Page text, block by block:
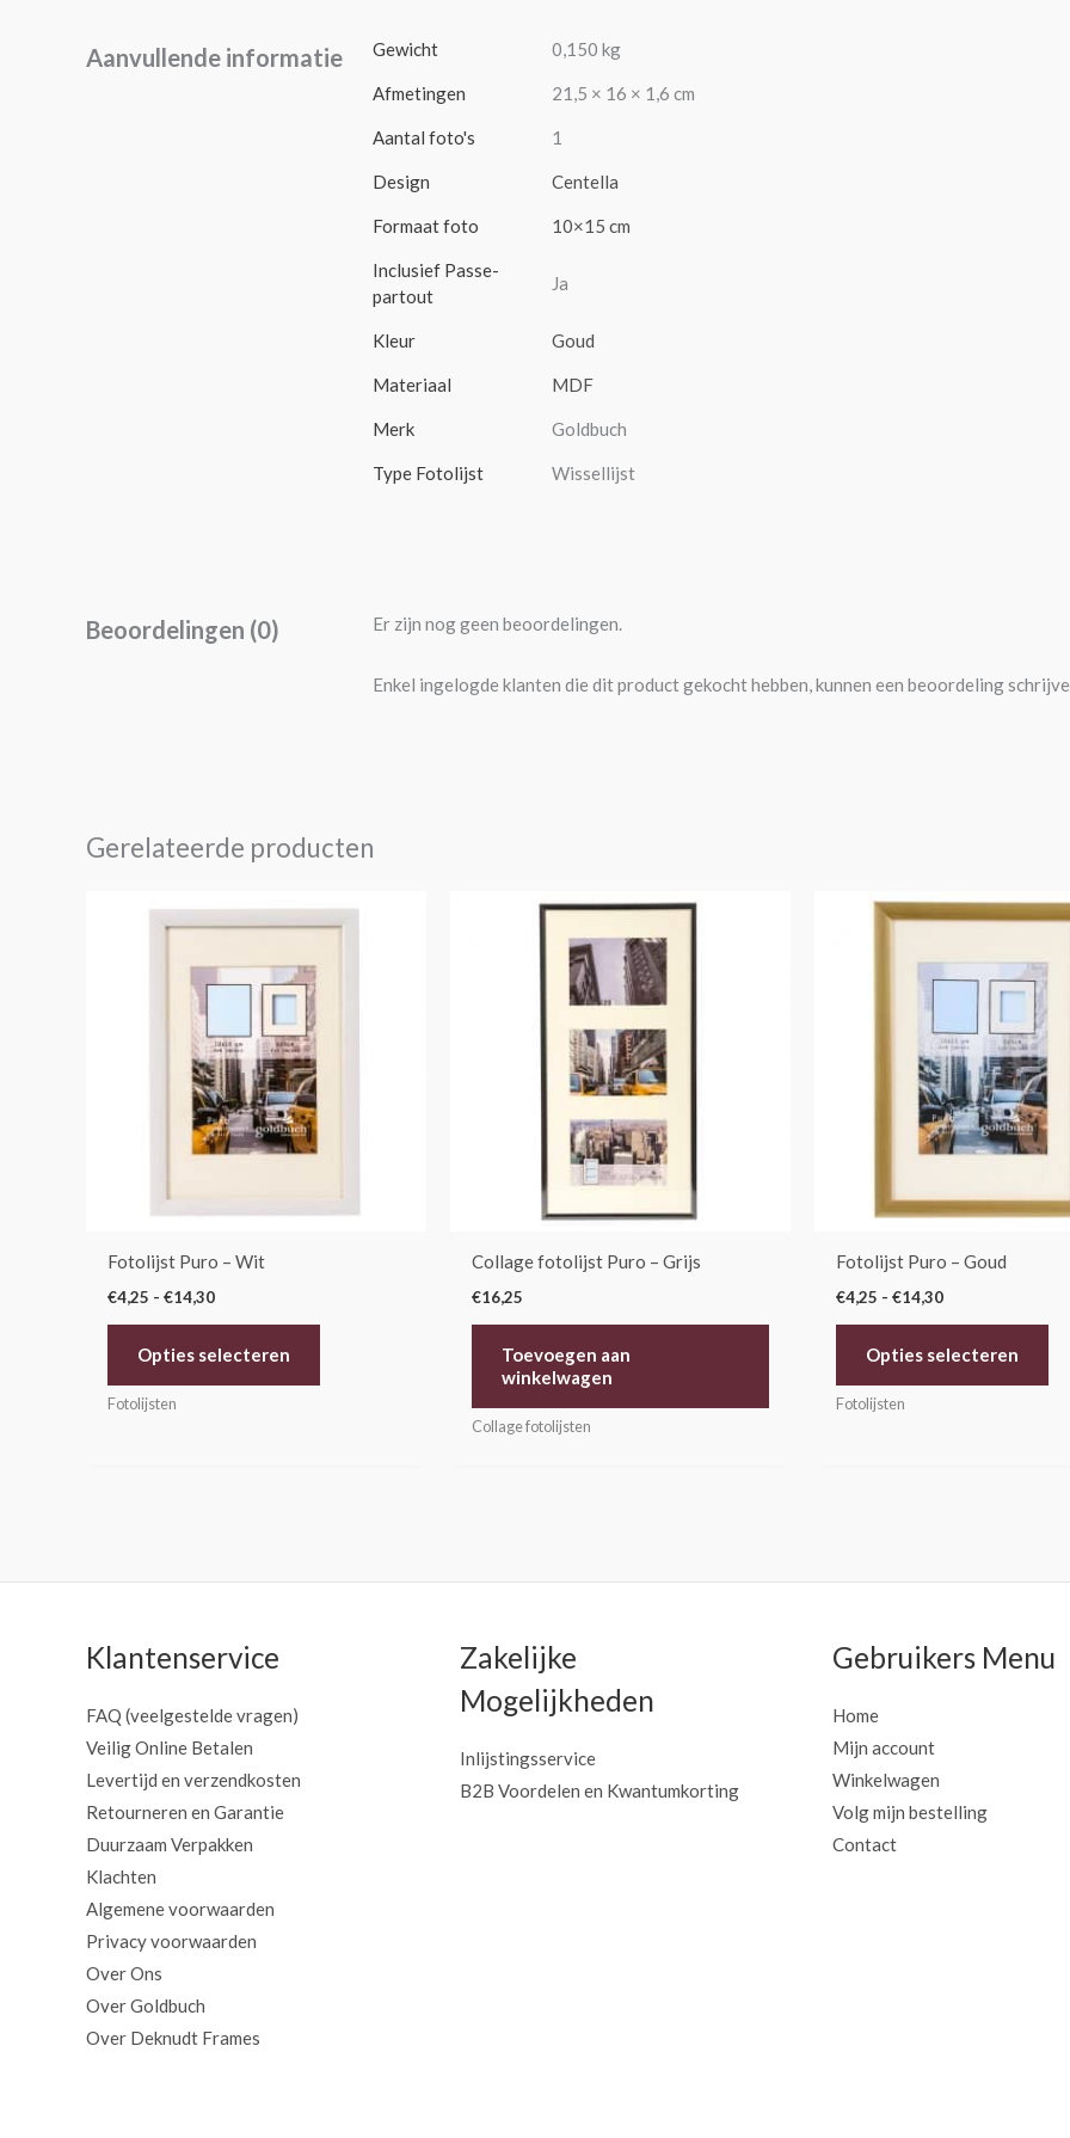
Aanvullende informatie Gewicht 0,150 kg
Afmetingen 21,5 × 16 × 1,6 cm
Aantal foto's 1
Design Centella
Formaat foto 10×15 cm
Inclusief Passe-
partout
Ja
Kleur Goud
Materiaal MDF
Merk Goldbuch
Type Fotolijst Wissellijst
Beoordelingen (0) Er zijn nog geen beoordelingen.
Enkel ingelogde klanten die dit product gekocht hebben, kunnen een beoordeling
Gerelateerde producten
Fotolijst Puro – Wit
€4,25 - €14,30
Opties selecteren
Dit
worden
Fotolijsten
Collage fotolijst Puro – Grijs
€16,25
Toevoegen aan
winkelwagen
Collage fotolijsten
Fotolijst Puro – Goud
€4,25 - €14,30
Prijsklasse:
€4,25
€14,30
Opties selecteren
kan
Fotolijsten
Klantenservice
FAQ (veelgestelde vragen)
Veilig Online Betalen
Levertijd en verzendkosten
Retourneren en Garantie
Duurzaam Verpakken
Klachten
Algemene voorwaarden
Privacy voorwaarden
Over Ons
Over Goldbuch
Over Deknudt Frames
Zakelijke
Mogelijkheden
Inlijstingsservice
B2B Voordelen en Kwantumkorting
Gebruikers Menu
Home
Mijn account
Winkelwagen
Volg mijn bestelling
Contact